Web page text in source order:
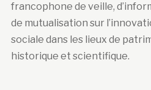
francophone de veille,
de mutualisation sur
sociale dans les lieux de
historique et scientifique.